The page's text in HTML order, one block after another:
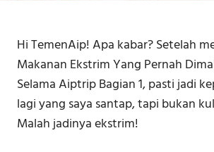
Hi TemenAip! Apa kabar? Setelah
Makanan Ekstrim Yang Pernah
Selama Aiptrip Bagian 1, pasti jadi
lagi yang saya santap, tapi bukan
Malah jadinya ekstrim!